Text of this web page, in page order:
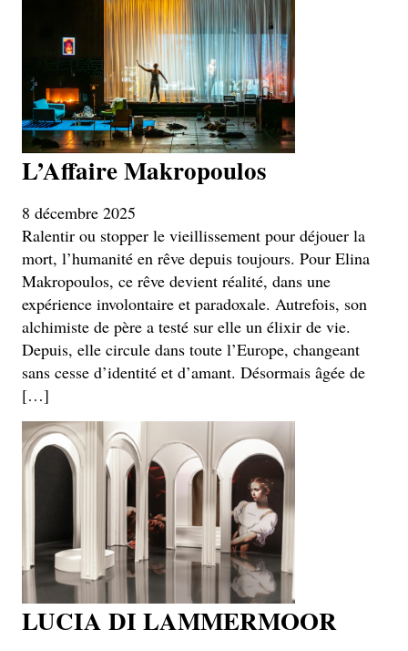
L’Affaire Makropoulos
8 décembre 2025
Ralentir ou stopper le vieillissement pour déjouer la
mort, l’humanité en rêve depuis toujours. Pour Elina
Makropoulos, ce rêve devient réalité, dans une
expérience involontaire et paradoxale. Autrefois, son
alchimiste de père a testé sur elle un élixir de vie.
Depuis, elle circule dans toute l’Europe, changeant
sans cesse d’identité et d’amant. Désormais âgée de
[…]
LUCIA DI LAMMERMOOR